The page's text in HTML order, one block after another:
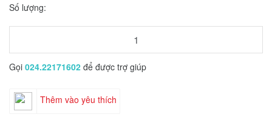
Số lượng:
Gọi 024.22171602 để được trợ giúp
Thêm vào yêu thích